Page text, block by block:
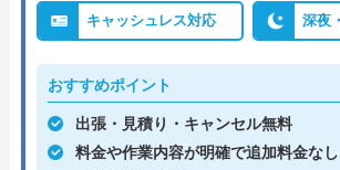
キャッシュレス対応 深夜
おすすめポイント
出張・見積り・キャンセル無料
料金や作業内容が明確で追加料金なし